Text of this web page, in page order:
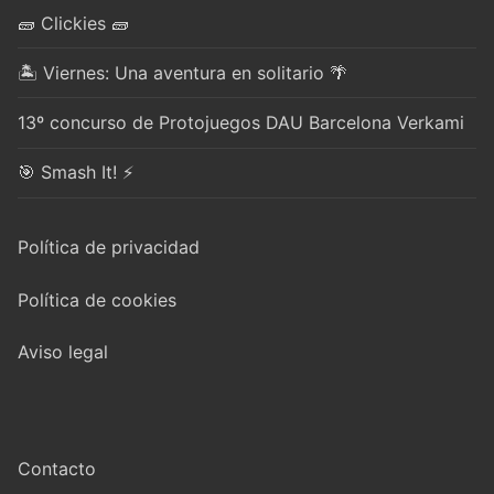
🧱 Clickies 🧱
🏝️ Viernes: Una aventura en solitario 🌴
13º concurso de Protojuegos DAU Barcelona Verkami
🎯 Smash It! ⚡
Política de privacidad
Política de cookies
Aviso legal
Contacto